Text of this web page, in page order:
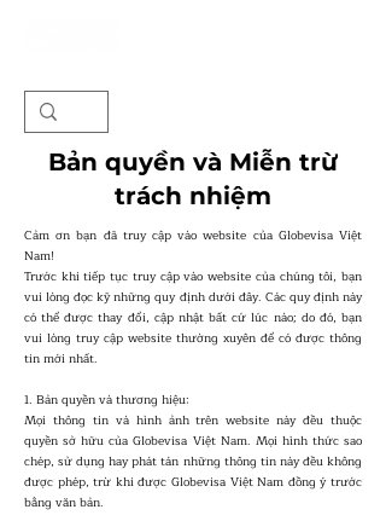
Bản quyền và Miễn trừ
trách nhiệm
Cảm ơn bạn đã truy cập vào website của Globevisa Việt
Nam!
Trước khi tiếp tục truy cập vào website của chúng tôi, bạn
vui lòng đọc kỹ những quy định dưới đây. Các quy định này
có thể được thay đổi, cập nhật bất cứ lúc nào; do đó, bạn
vui lòng truy cập website thường xuyên để có được thông
tin mới nhất.
1. Bản quyền và thương hiệu:
Mọi thông tin và hình ảnh trên website này đều thuộc
quyền sở hữu của Globevisa Việt Nam. Mọi hình thức sao
chép, sử dụng hay phát tán những thông tin này đều không
được phép, trừ khi được Globevisa Việt Nam đồng ý trước
bằng văn bản.